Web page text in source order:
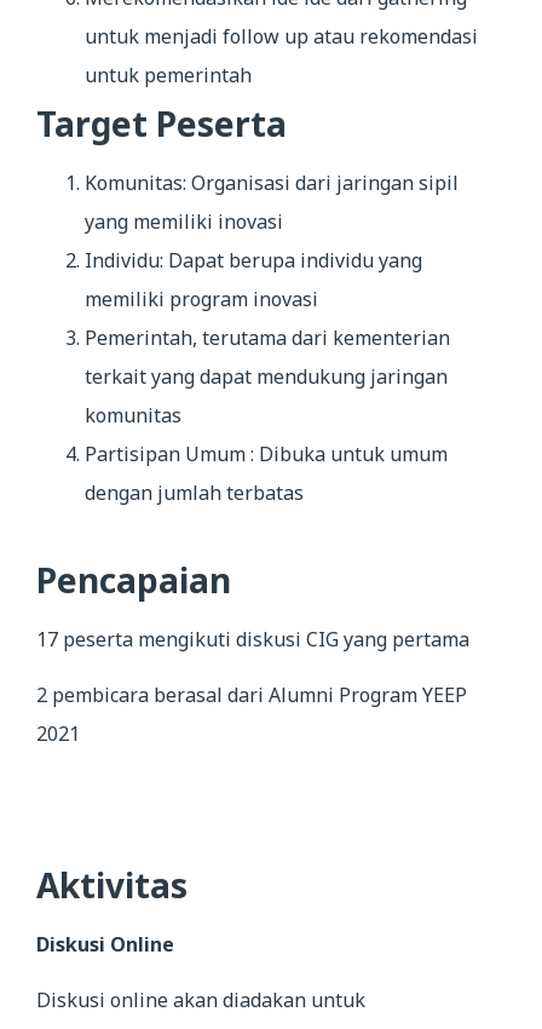
untuk menjadi follow up atau rekomendasi
untuk pemerintah
Target Peserta
Komunitas: Organisasi dari jaringan sipil
yang memiliki inovasi
Individu: Dapat berupa individu yang
memiliki program inovasi
Pemerintah, terutama dari kementerian
terkait yang dapat mendukung jaringan
komunitas
Partisipan Umum : Dibuka untuk umum
dengan jumlah terbatas
Pencapaian
17 peserta mengikuti diskusi CIG yang pertama
2 pembicara berasal dari Alumni Program YEEP
2021
Aktivitas
Diskusi Online
Diskusi online akan diadakan untuk